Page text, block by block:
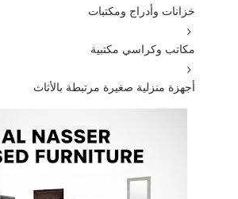
خزانات وأدراج ومكتبات
مكاتب وكراسي مكتبية
أجهزة منزلية صغيرة مرتبطة بالأثاث